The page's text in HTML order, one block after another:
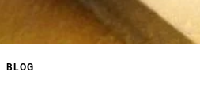
BLOG